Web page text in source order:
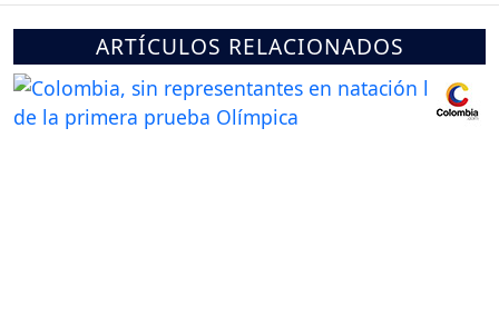
ARTÍCULOS RELACIONADOS